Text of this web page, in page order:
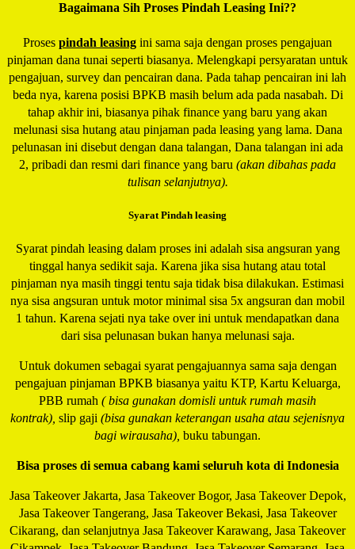
Bagaimana Sih Proses Pindah Leasing Ini??
Proses pindah leasing ini sama saja dengan proses pengajuan
pinjaman dana tunai seperti biasanya. Melengkapi persyaratan untuk
pengajuan, survey dan pencairan dana. Pada tahap pencairan ini lah
beda nya, karena posisi BPKB masih belum ada pada nasabah. Di
tahap akhir ini, biasanya pihak finance yang baru yang akan
melunasi sisa hutang atau pinjaman pada leasing yang lama. Dana
pelunasan ini disebut dengan dana talangan, Dana talangan ini ada
2, pribadi dan resmi dari finance yang baru (akan dibahas pada
tulisan selanjutnya).
Syarat Pindah leasing
Syarat pindah leasing dalam proses ini adalah sisa angsuran yang
tinggal hanya sedikit saja. Karena jika sisa hutang atau total
pinjaman nya masih tinggi tentu saja tidak bisa dilakukan. Estimasi
nya sisa angsuran untuk motor minimal sisa 5x angsuran dan mobil
1 tahun. Karena sejati nya take over ini untuk mendapatkan dana
dari sisa pelunasan bukan hanya melunasi saja.
Untuk dokumen sebagai syarat pengajuannya sama saja dengan
pengajuan pinjaman BPKB biasanya yaitu KTP, Kartu Keluarga,
PBB rumah ( bisa gunakan domisli untuk rumah masih
kontrak), slip gaji (bisa gunakan keterangan usaha atau sejenisnya
bagi wirausaha), buku tabungan.
Bisa proses di semua cabang kami seluruh kota di Indonesia
Jasa Takeover Jakarta, Jasa Takeover Bogor, Jasa Takeover Depok,
Jasa Takeover Tangerang, Jasa Takeover Bekasi, Jasa Takeover
Cikarang, dan selanjutnya Jasa Takeover Karawang, Jasa Takeover